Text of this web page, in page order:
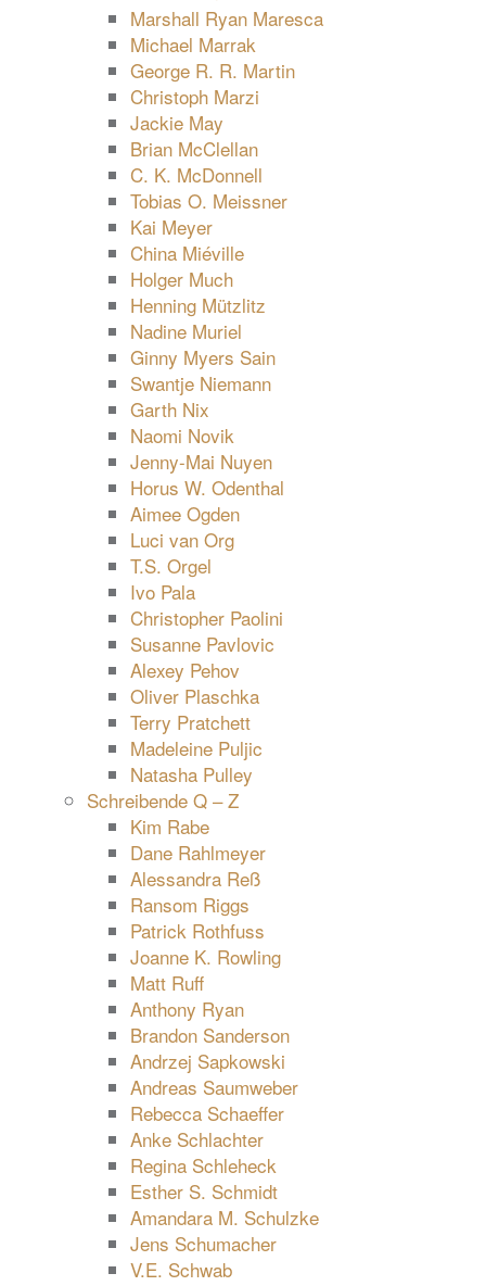
Marshall Ryan Maresca
Michael Marrak
George R. R. Martin
Christoph Marzi
Jackie May
Brian McClellan
C. K. McDonnell
Tobias O. Meissner
Kai Meyer
China Miéville
Holger Much
Henning Mützlitz
Nadine Muriel
Ginny Myers Sain
Swantje Niemann
Garth Nix
Naomi Novik
Jenny-Mai Nuyen
Horus W. Odenthal
Aimee Ogden
Luci van Org
T.S. Orgel
Ivo Pala
Christopher Paolini
Susanne Pavlovic
Alexey Pehov
Oliver Plaschka
Terry Pratchett
Madeleine Puljic
Natasha Pulley
Schreibende Q – Z
Kim Rabe
Dane Rahlmeyer
Alessandra Reß
Ransom Riggs
Patrick Rothfuss
Joanne K. Rowling
Matt Ruff
Anthony Ryan
Brandon Sanderson
Andrzej Sapkowski
Andreas Saumweber
Rebecca Schaeffer
Anke Schlachter
Regina Schleheck
Esther S. Schmidt
Amandara M. Schulzke
Jens Schumacher
V.E. Schwab